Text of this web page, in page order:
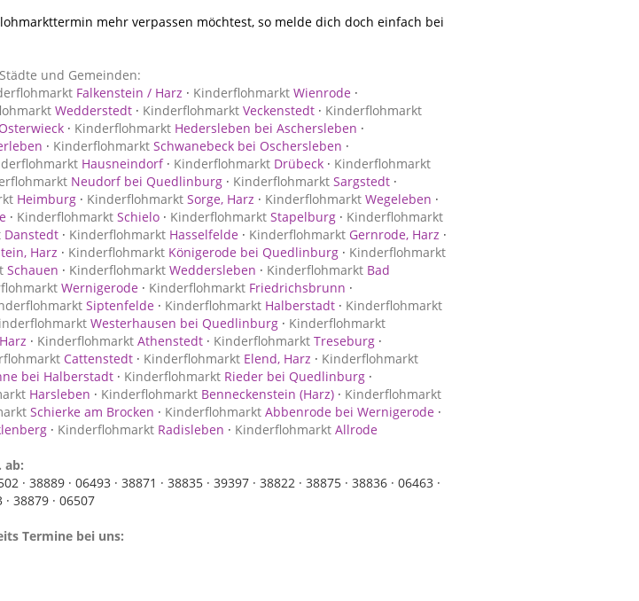
mehr verpassen möchtest, so melde dich doch einfach bei
und Gemeinden:
Falkenstein / Harz · Kinderflohmarkt Wienrode ·
Wedderstedt · Kinderflohmarkt Veckenstedt · Kinderflohmarkt
Osterwieck · Kinderflohmarkt Hedersleben bei Aschersleben ·
· Kinderflohmarkt Schwanebeck bei Oschersleben ·
Hausneindorf· Kinderflohmarkt Drübeck · Kinderflohmarkt
Neudorf bei Quedlinburg · Kinderflohmarkt Sargstedt ·
Heimburg · Kinderflohmarkt Sorge, Harz · Kinderflohmarkt Wegeleben ·
· Kinderflohmarkt Schielo · Kinderflohmarkt Stapelburg · Kinderflohmarkt
Danstedt · Kinderflohmarkt Hasselfelde · Kinderflohmarkt Gernrode, Harz ·
Harz · Kinderflohmarkt Königerode bei Quedlinburg · Kinderflohmarkt
Schauen · Kinderflohmarkt Weddersleben · Kinderflohmarkt Bad
Wernigerode · Kinderflohmarkt Friedrichsbrunn ·
Siptenfelde · Kinderflohmarkt Halberstadt · Kinderflohmarkt
Westerhausen bei Quedlinburg · Kinderflohmarkt
· Kinderflohmarkt Athenstedt · Kinderflohmarkt Treseburg ·
Cattenstedt · Kinderflohmarkt Elend, Harz · Kinderflohmarkt
bei Halberstadt · Kinderflohmarkt Rieder bei Quedlinburg ·
Harsleben · Kinderflohmarkt Benneckenstein (Harz) · Kinderflohmarkt
Schierke am Brocken · Kinderflohmarkt Abbenrode bei Wernigerode ·
· Kinderflohmarkt Radisleben · Kinderflohmarkt Allrode
ab:
· 38889 · 06493 · 38871 · 38835 · 39397 · 38822 · 38875 · 38836 · 06463 ·
38879 · 06507
Termine bei uns: